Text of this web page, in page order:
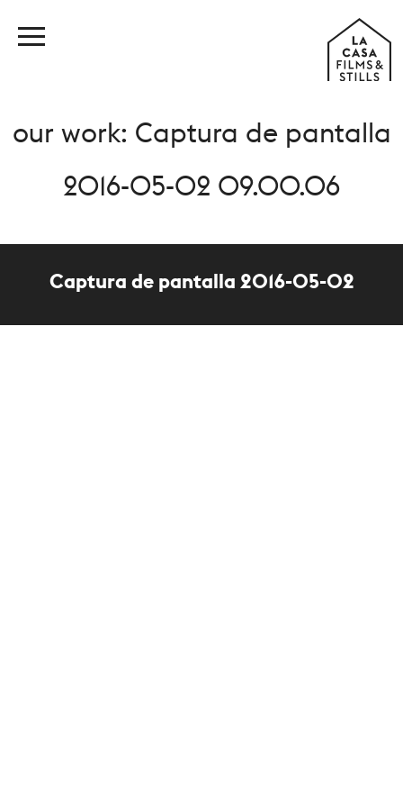
our work: Captura de pantalla
2016-05-02 09.00.06
Captura de pantalla 2016-05-02